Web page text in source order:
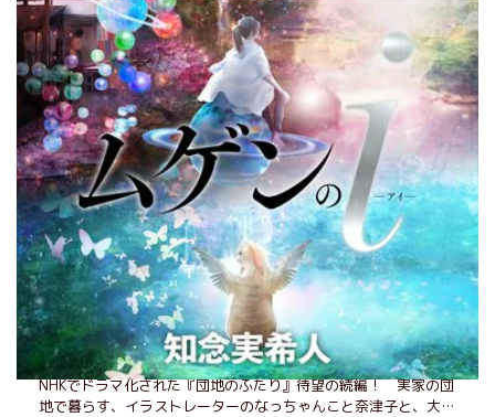
知念実希人『ムゲンのｉ』
ランキング
週間 月間
1 試し読み
また団地のふたり(1/2)
また、あのふたりに会える――。小泉今日子&小林聡美W主演、
NHKでドラマ化された『団地のふたり』待望の続編！ 実家の団
地で暮らす、イラストレーターのなっちゃんこと奈津子と、大学